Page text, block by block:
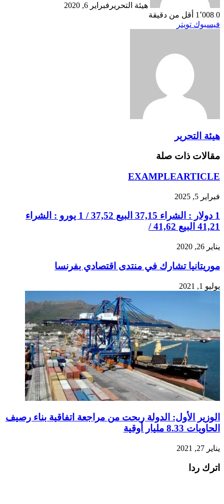
هيئة التحرير فبراير 6, 2020
0
أقل من دقيقة
فيسبوك تويتر
هيئة التحرير
مقالات ذات صلة
EXAMPLEARTICLE
فبراير 5, 2025
1 دولار : الشراء 37,15 البيع 37,52 / 1 يورو : الشراء
41,21 البيع 41,62 /
يناير 26, 2020
موريتانيا تشارك في منتدى اقتصادي بفرنسا
يوليو 1, 2021
الوزير الأول: الدولة ربحت من مراجعة اتفاقية بناء رصيف
الحاويات 8.33 مليار أوقية
يناير 27, 2021
اترك ردا